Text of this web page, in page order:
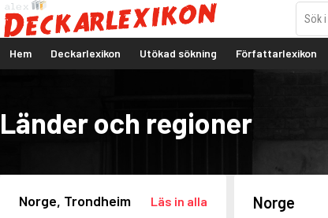
Hem Deckarlexikon Utökad sökning Författarlexikon
Länder och regioner
Norge, Trondheim Läs in alla Norge